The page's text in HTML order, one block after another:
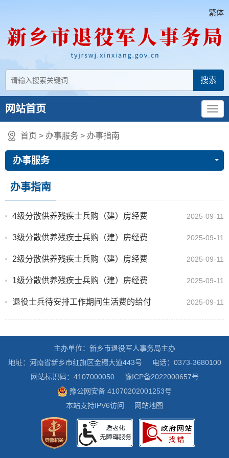
繁体
网站首页
首页 > 办事服务 > 办事指南
办事服务
办事指南
4级分散供养残疾士兵购（建）房经费 2025-09-11
3级分散供养残疾士兵购（建）房经费 2025-09-11
2级分散供养残疾士兵购（建）房经费 2025-09-11
1级分散供养残疾士兵购（建）房经费 2025-09-11
退役士兵待安排工作期间生活费的给付 2025-09-11
主办单位：新乡市退役军人事务局主办
地址：河南省新乡市红旗区金穗大道443号
电话：0373-3680100
网站标识码：4107000050
豫ICP备2022000657号
豫公网安备 41070202001253号
本站支持IPV6访问
网站地图